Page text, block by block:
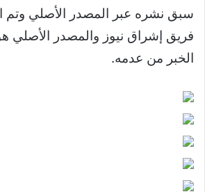
سبق نشره عبر المصدر الأصلي وتم
فريق إشراق نيوز والمصدر الأصلي
الخبر من عدمه.